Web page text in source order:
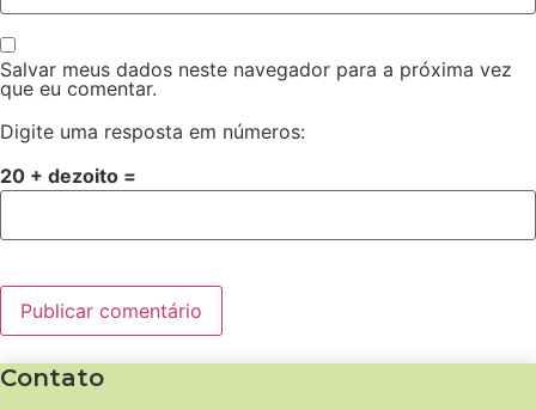
Salvar meus dados neste navegador para a próxima vez
que eu comentar.
Digite uma resposta em números:
20 + dezoito =
Contato